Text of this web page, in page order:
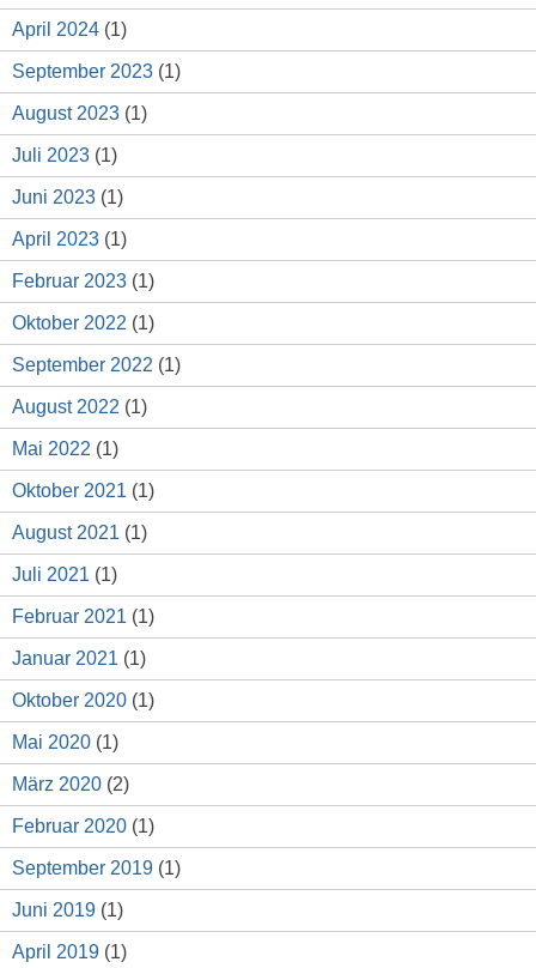
April 2024 (1)
September 2023 (1)
August 2023 (1)
Juli 2023 (1)
Juni 2023 (1)
April 2023 (1)
Februar 2023 (1)
Oktober 2022 (1)
September 2022 (1)
August 2022 (1)
Mai 2022 (1)
Oktober 2021 (1)
August 2021 (1)
Juli 2021 (1)
Februar 2021 (1)
Januar 2021 (1)
Oktober 2020 (1)
Mai 2020 (1)
März 2020 (2)
Februar 2020 (1)
September 2019 (1)
Juni 2019 (1)
April 2019 (1)